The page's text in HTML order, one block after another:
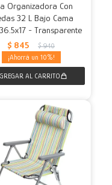
Organizadora Con
32 L Bajo Cama
- Transparente
$ 845 $ 940
10